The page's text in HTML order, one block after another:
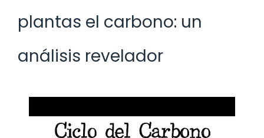
plantas el carbono: un
análisis revelador